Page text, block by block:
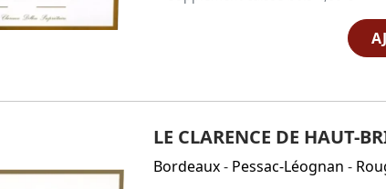
LE CLARENCE DE HAUT-
Bordeaux- Pessac-Léognan -